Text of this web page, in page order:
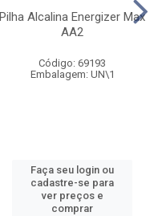
Pilha Alcalina Energizer Max
AA2
Código: 69193
Embalagem: UN\1
Faça seu login ou
cadastre-se para
ver preços e
comprar